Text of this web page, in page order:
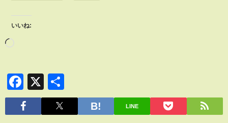
いいね:
Facebook
X
有
LINE